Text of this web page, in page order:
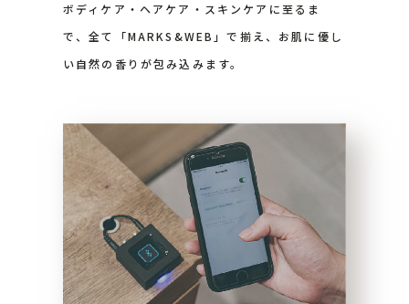
ボディケア・ヘアケア・スキンケアに至るま
で、全て「MARKS&WEB」で揃え、お肌に優し
い自然の香りが包み込みます。